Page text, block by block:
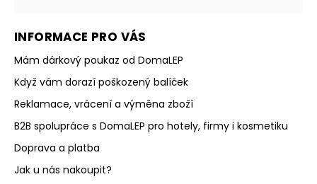
INFORMACE PRO VÁS
Mám dárkový poukaz od DomaLEP
Když vám dorazí poškozený balíček
Reklamace, vrácení a výměna zboží
B2B spolupráce s DomaLEP pro hotely, firmy i kosmetiku
Doprava a platba
Jak u nás nakoupit?